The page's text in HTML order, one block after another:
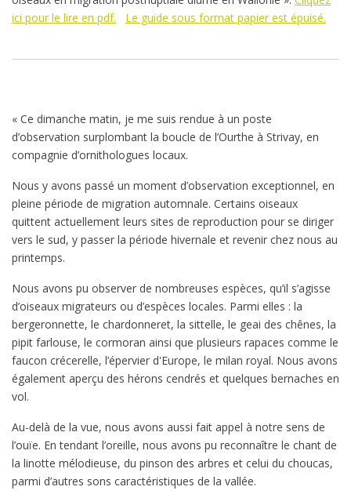
ici pour le lire en pdf.
Le guide sous format papier est épuisé.
« Ce dimanche matin, je me suis rendue à un poste
d’observation surplombant la boucle de l’Ourthe à Strivay, en
compagnie d’ornithologues locaux.
Nous y avons passé un moment d’observation exceptionnel, en
pleine période de migration automnale. Certains oiseaux
quittent actuellement leurs sites de reproduction pour se diriger
vers le sud, y passer la période hivernale et revenir chez nous au
printemps.
Nous avons pu observer de nombreuses espèces, qu’il s’agisse
d’oiseaux migrateurs ou d’espèces locales. Parmi elles : la
bergeronnette, le chardonneret, la sittelle, le geai des chênes, la
pipit farlouse, le cormoran ainsi que plusieurs rapaces comme le
faucon crécerelle, l’épervier d'Europe, le milan royal. Nous avons
également aperçu des hérons cendrés et quelques bernaches en
vol.
Au-delà de la vue, nous avons aussi fait appel à notre sens de
l’ouïe. En tendant l’oreille, nous avons pu reconnaître le chant de
la linotte mélodieuse, du pinson des arbres et celui du choucas,
parmi d’autres sons caractéristiques de la vallée.